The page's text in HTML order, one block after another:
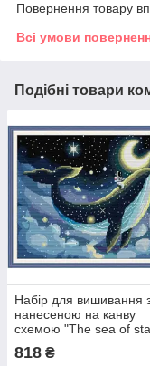
Повернення товару
Всі умови
Подібні товари
Набір для вишивання
нанесеною на канву
схемою "The sea of
AIDA 14CT printed,
см
818 ₴